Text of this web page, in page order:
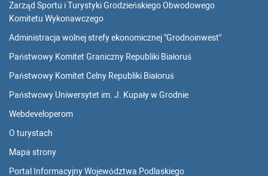
Zarząd Sportu i Turystyki Grodzieńskiego Obwodowego
Komitetu Wykonawczego
Administracja wolnej strefy ekonomicznej "Grodnoinwest"
Państwowy Komitet Graniczny Republiki Białoruś
Państwowy Komitet Celny Republiki Białoruś
Państwowy Uniwersytet im. J. Kupały w Grodnie
Webdeveloperom
O turystach
Mapa strony
Portal Informacyjny Województwa Podlaskiego